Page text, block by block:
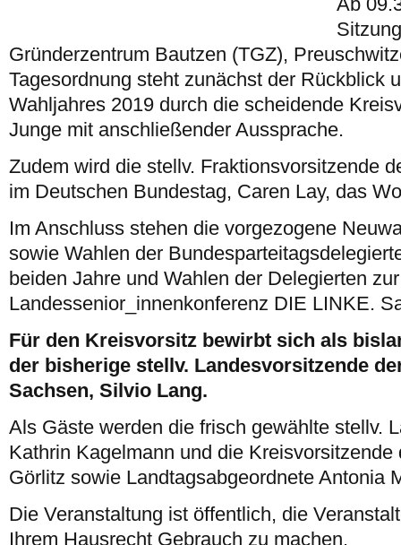
Gründerzentrum Bautzen (TGZ),
Tagesordnung steht zunächst der Rückblick
Wahljahres 2019 durch die scheidende
Junge mit anschließender Aussprache.
Zudem wird die stellv. Fraktionsvorsitzende
im Deutschen Bundestag, Caren Lay, das
Im Anschluss stehen die vorgezogene
sowie Wahlen der
beiden Jahre und Wahlen der Delegierten zur
Landessenior_innenkonferenz DIE LINKE.
Für den Kreisvorsitz bewirbt sich als
der bisherige stellv. Landesvorsitzende
Sachsen, Silvio Lang.
Als Gäste werden die frisch gewählte stellv.
Kathrin Kagelmann und die
Görlitz sowie Landtagsabgeordnete Antonia
Die Veranstaltung ist öffentlich, die
Ihrem Hausrecht Gebrauch zu machen.